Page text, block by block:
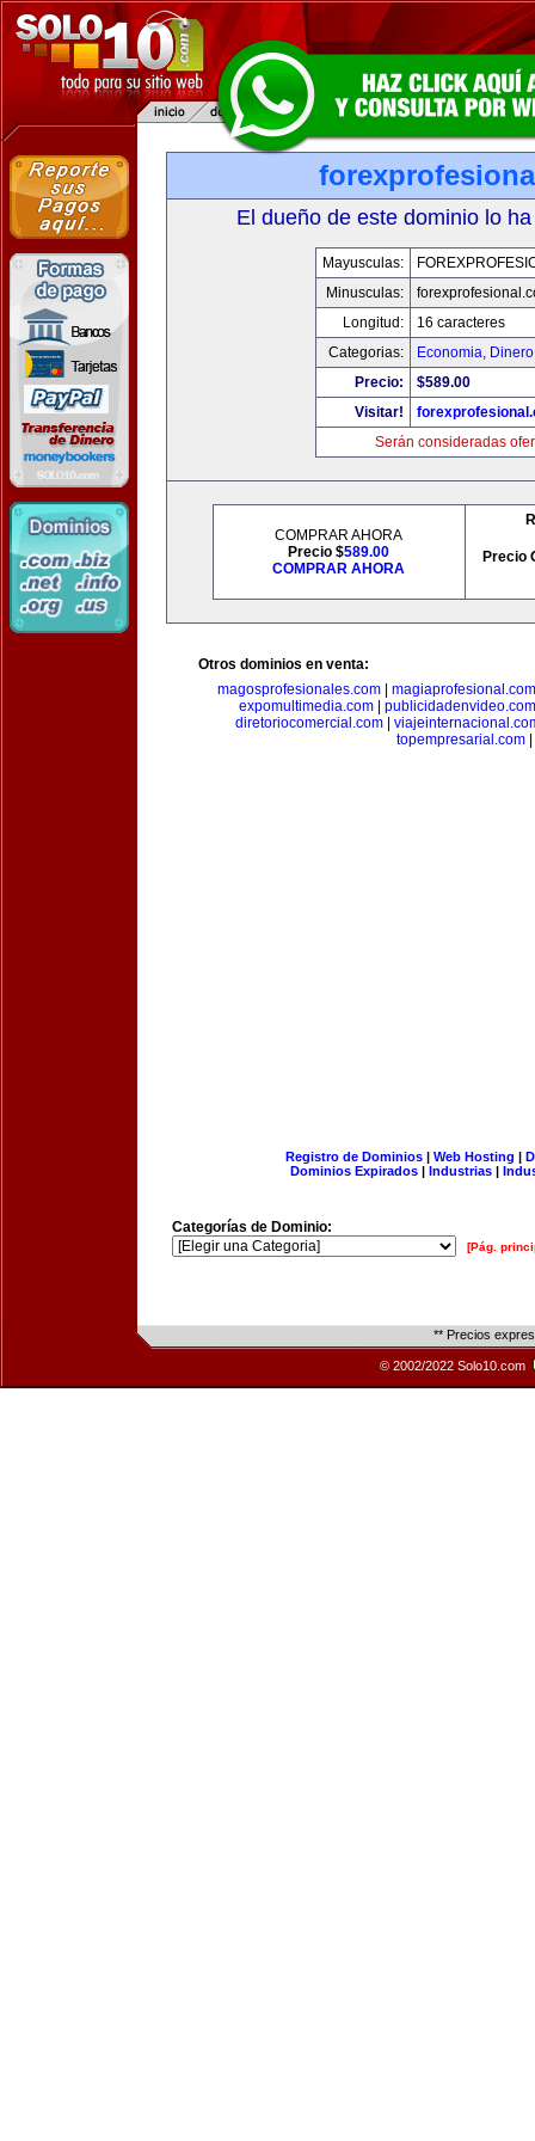
El dueño de este dominio lo
Mayusculas:
Minusculas:
Longitud:
16 caracteres
Categorias:
Economia,
Precio:
$589.00
Visitar!
Serán consideradas
COMPRAR AHORA
Precio $589.00
COMPRAR AHORA
Precio
Otros dominios en venta:
magosprofesionales.com
magiaprofesional.com
expomultimedia.com
publicidadenvideo.com
diretoriocomercial.com
topempresarial.com
Registro de Dominios| Web Hosting |
Dominios Expirados | Industrias |
Categorías de Dominio:
[Pág.
** Precios
© 2002/2022 Solo10.com